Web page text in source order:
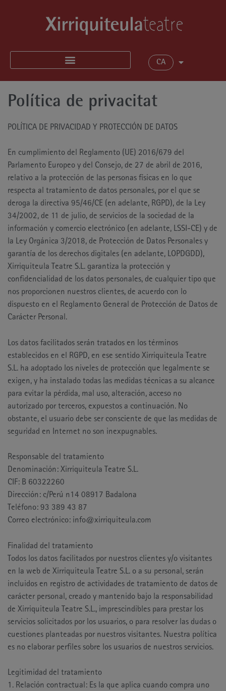
CA
Política de privacitat
POLÍTICA DE PRIVACIDAD Y PROTECCIÓN DE DATOS
En cumplimiento del Reglamento (UE) 2016/679 del
Parlamento Europeo y del Consejo, de 27 de abril de 2016,
relativo a la protección de las personas físicas en lo que
respecta al tratamiento de datos personales, por el que se
deroga la directiva 95/46/CE (en adelante, RGPD), de la Ley
34/2002, de 11 de julio, de servicios de la sociedad de la
información y comercio electrónico (en adelante, LSSI-CE) y de
la Ley Orgánica 3/2018, de Protección de Datos Personales y
garantía de los derechos digitales (en adelante, LOPDGDD),
Xirriquiteula Teatre S.L. garantiza la protección y
confidencialidad de los datos personales, de cualquier tipo que
nos proporcionen nuestros clientes, de acuerdo con lo
dispuesto en el Reglamento General de Protección de Datos de
Carácter Personal.
Los datos facilitados serán tratados en los términos
establecidos en el RGPD, en ese sentido Xirriquiteula Teatre
S.L. ha adoptado los niveles de protección que legalmente se
exigen, y ha instalado todas las medidas técnicas a su alcance
para evitar la pérdida, mal uso, alteración, acceso no
autorizado por terceros, expuestos a continuación. No
obstante, el usuario debe ser consciente de que las medidas de
seguridad en Internet no son inexpugnables.
Responsable del tratamiento
Denominación: Xirriquiteula Teatre S.L.
CIF: B 60322260
Dirección: c/Perú n14 08917 Badalona
Teléfono: 93 389 43 87
Correo electrónico: info@xirriquiteula.com
Finalidad del tratamiento
Todos los datos facilitados por nuestros clientes y/o visitantes
en la web de Xirriquiteula Teatre S.L. o a su personal, serán
incluidos en registro de actividades de tratamiento de datos de
carácter personal, creado y mantenido bajo la responsabilidad
de Xirriquiteula Teatre S.L., imprescindibles para prestar los
servicios solicitados por los usuarios, o para resolver las dudas o
cuestiones planteadas por nuestros visitantes. Nuestra política
es no elaborar perfiles sobre los usuarios de nuestros servicios.
Legitimidad del tratamiento
1. Relación contractual: Es la que aplica cuando compra uno